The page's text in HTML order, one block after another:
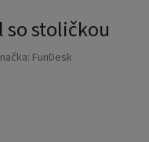
so stoličkou
FunDesk